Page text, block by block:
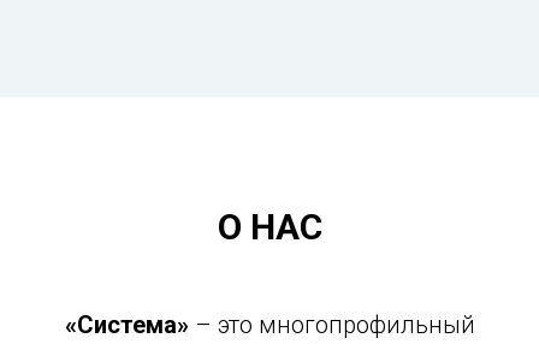
О НАС
«Система»– это многопрофильный